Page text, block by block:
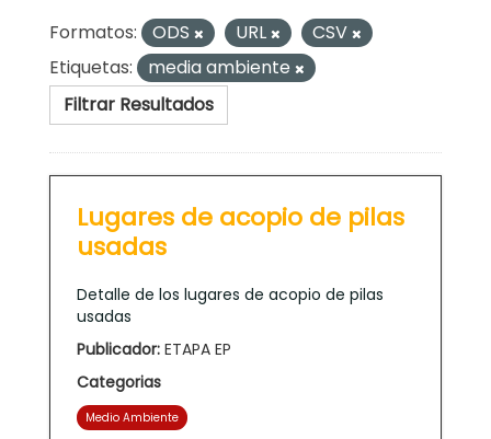
Formatos: ODS URL
CSV
Etiquetas:
media ambiente
Filtrar Resultados
Lugares de acopio de pilas
usadas
Detalle de los lugares de acopio de pilas
usadas
Publicador: ETAPA EP
Categorias
Medio Ambiente